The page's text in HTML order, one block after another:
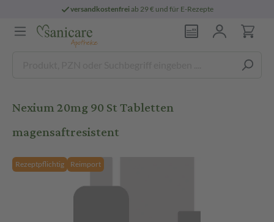
versandkostenfreiab 29 € und für E-Rezepte
Nexium 20mg 90 St Tabletten
magensaftresistent
Rezeptpflichtig Reimport